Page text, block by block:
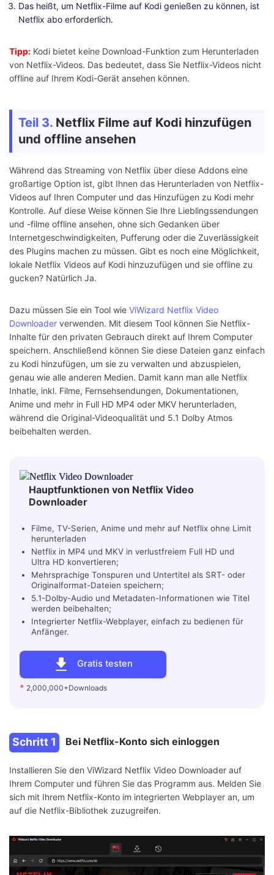
Das heißt, um Netflix-Filme auf Kodi genießen zu können, ist
Netflix abo erforderlich.
Tipp: Kodi bietet keine Download-Funktion zum Herunterladen
von Netflix-Videos. Das bedeutet, dass Sie Netflix-Videos nicht
offline auf Ihrem Kodi-Gerät ansehen können.
Teil 3. Netflix Filme auf Kodi hinzufügen
und offline ansehen
Während das Streaming von Netflix über diese Addons eine
großartige Option ist, gibt Ihnen das Herunterladen von Netflix-
Videos auf Ihren Computer und das Hinzufügen zu Kodi mehr
Kontrolle. Auf diese Weise können Sie Ihre Lieblingssendungen
und -filme offline ansehen, ohne sich Gedanken über
Internetgeschwindigkeiten, Pufferung oder die Zuverlässigkeit
des Plugins machen zu müssen. Gibt es noch eine Möglichkeit,
lokale Netflix Videos auf Kodi hinzuzufügen und sie offline zu
gucken? Natürlich Ja.
Dazu müssen Sie ein Tool wie ViWizard Netflix Video
Downloader verwenden. Mit diesem Tool können Sie Netflix-
Inhalte für den privaten Gebrauch direkt auf Ihrem Computer
speichern. Anschließend können Sie diese Dateien ganz einfach
zu Kodi hinzufügen, um sie zu verwalten und abzuspielen,
genau wie alle anderen Medien. Damit kann man alle Netflix
Inhatle, inkl. Filme, Fernsehsendungen, Dokumentationen,
Anime und mehr in Full HD MP4 oder MKV herunterladen,
während die Original-Videoqualität und 5.1 Dolby Atmos
beibehalten werden.
Hauptfunktionen von Netflix Video
Downloader
Gratis testen
* 2,000,000+Downloads
Filme, TV-Serien, Anime und mehr auf Netflix ohne Limit
herunterladen
Netflix in MP4 und MKV in verlustfreiem Full HD und
Ultra HD konvertieren;
Mehrsprachige Tonspuren und Untertitel als SRT- oder
Originalformat-Dateien speichern;
5.1-Dolby-Audio und Metadaten-Informationen wie Titel
werden beibehalten;
Integrierter Netflix-Webplayer, einfach zu bedienen für
Anfänger.
Schritt 1 Bei Netflix-Konto sich einloggen
Installieren Sie den ViWizard Netflix Video Downloader auf
Ihrem Computer und führen Sie das Programm aus. Melden Sie
sich mit Ihrem Netflix-Konto im integrierten Webplayer an, um
auf die Netflix-Bibliothek zuzugreifen.